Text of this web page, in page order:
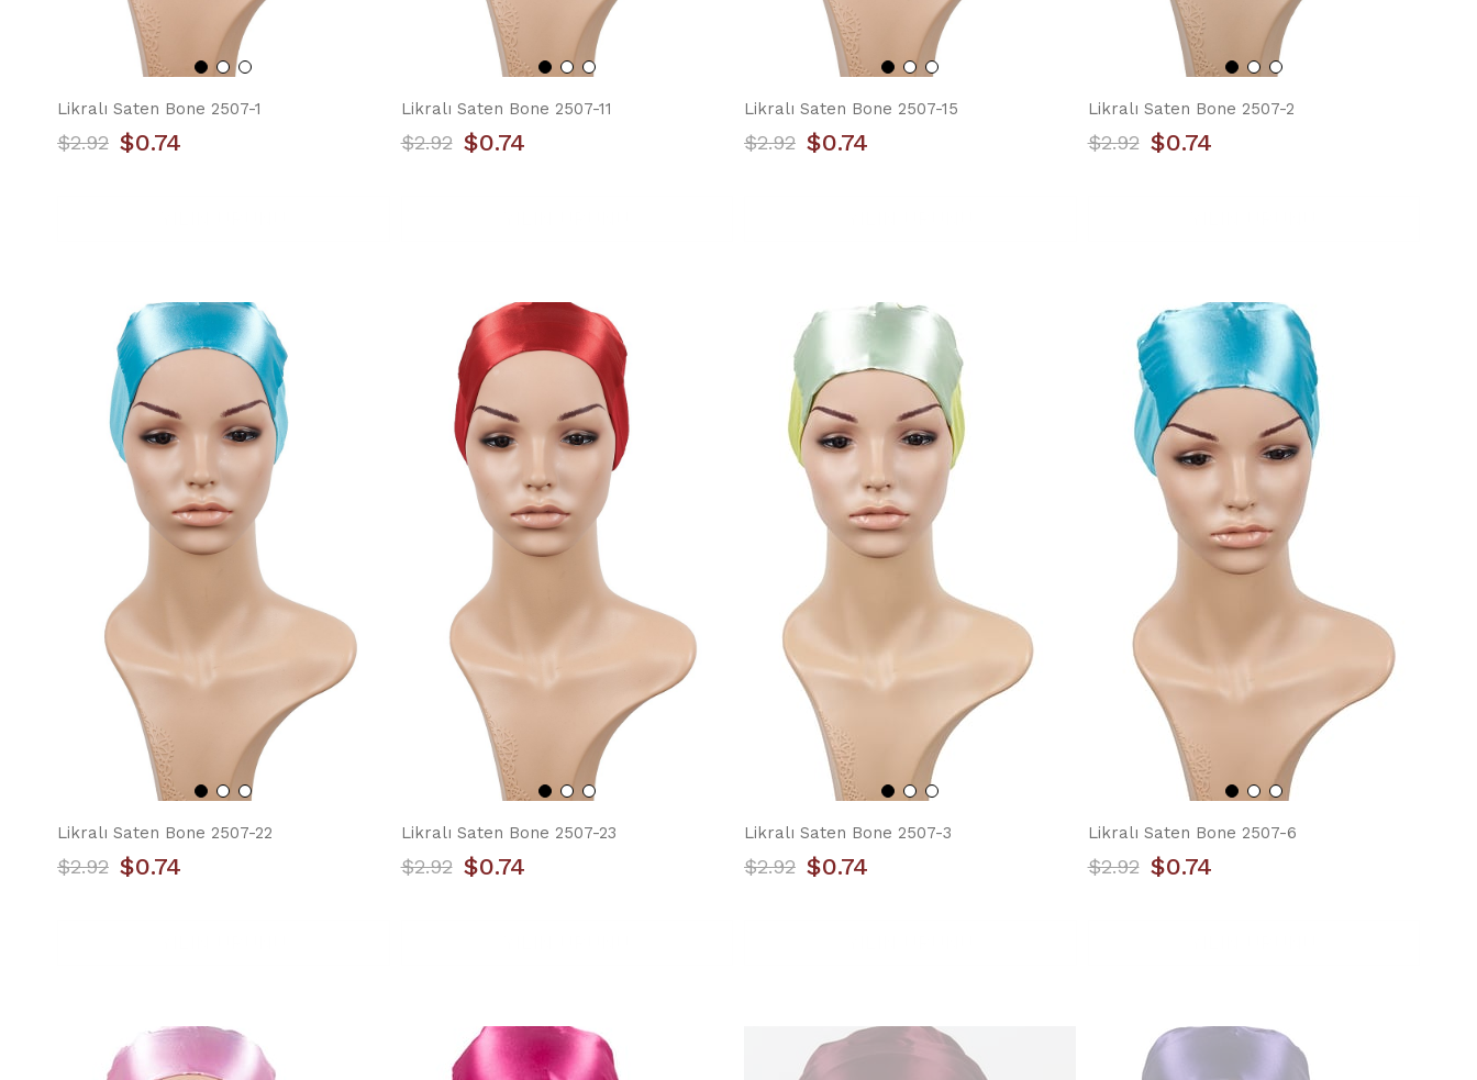
Likralı Saten Bone 2507-1
$0.74
$2.92
Likralı Saten Bone 2507-11
$0.74
$2.92
Likralı Saten Bone 2507-15
$0.74
$2.92
Likralı Saten Bone 2507-2
$0.74
$2.92
Likralı Saten Bone 2507-22
$0.74
$2.92
Likralı Saten Bone 2507-23
$0.74
$2.92
Likralı Saten Bone 2507-3
$0.74
$2.92
Likralı Saten Bone 2507-6
$0.74
$2.92